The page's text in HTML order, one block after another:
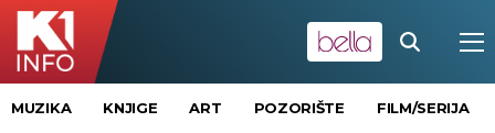
MUZIKA KNJIGE ART POZORIŠTE FILM/SERIJA